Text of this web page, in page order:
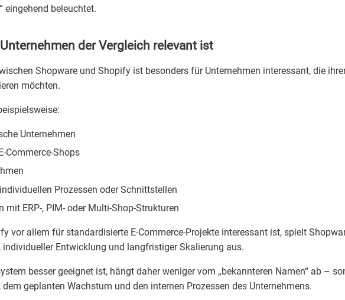
“ eingehend beleuchtet.
der Vergleich relevant ist
Shopware und Shopify ist besonders für Unternehmen interessant, die
möchten.
Unternehmen
Commerce-Shops
Prozessen oder Schnittstellen
mit ERP-, PIM- oder Multi-Shop-Strukturen
vor allem für standardisierte E-Commerce-Projekte interessant ist, spielt
individueller Entwicklung und langfristiger Skalierung aus.
besser geeignet ist, hängt daher weniger vom „bekannteren Namen“ ab –
geplanten Wachstum und den internen Prozessen des Unternehmens.